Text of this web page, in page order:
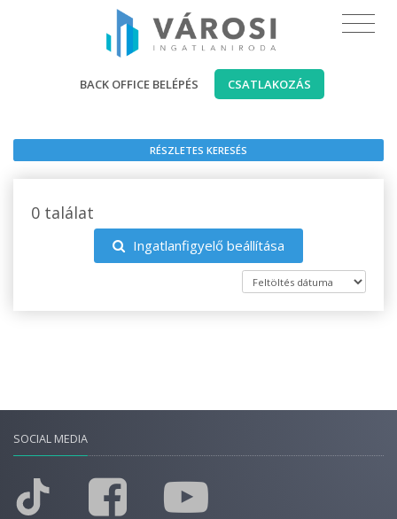
BACK OFFICE BELÉPÉS CSATLAKOZÁS
RÉSZLETES KERESÉS
0 találat
Ingatlanfigyelő beállítása
SOCIAL MEDIA